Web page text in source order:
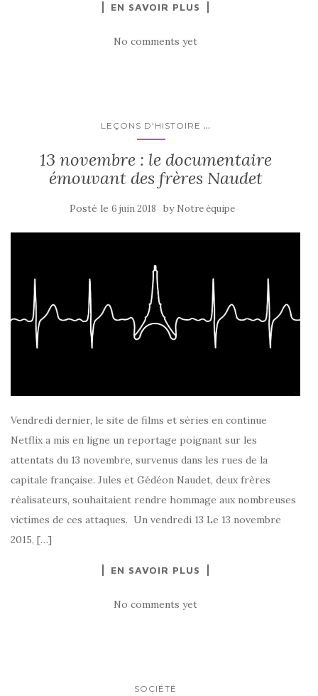
EN SAVOIR PLUS
No comments yet
LEÇONS D'HISTOIRE ...
13 novembre : le documentaire
émouvant des frères Naudet
Posté le 6 juin 2018 by Notre équipe
Vendredi dernier, le site de films et séries en continue
Netflix a mis en ligne un reportage poignant sur les
attentats du 13 novembre, survenus dans les rues de la
capitale française. Jules et Gédéon Naudet, deux frères
réalisateurs, souhaitaient rendre hommage aux nombreuses
victimes de ces attaques. Un vendredi 13 Le 13 novembre
2015, […]
EN SAVOIR PLUS
No comments yet
SOCIÉTÉ